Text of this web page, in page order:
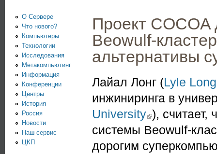
Проект COCOA
Beowulf-
альтернативы
Лайал Лонг (Lyle Long
инжиниринга в
University (link is external)
), считает,
системы Beowulf-
дорогим
О Сервере
Что нового?
Компьютеры
Технологии
Исследования
Метакомпьютинг
Информация
Конференции
Центры
История
Россия
Новости
Наш сервис
ЦКП